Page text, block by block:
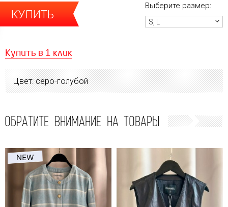
КУПИТЬ
Выберите размер:
S, L
Купить в 1 клик
Цвет: серо-голубой
ОБРАТИТЕ ВНИМАНИЕ НА ТОВАРЫ